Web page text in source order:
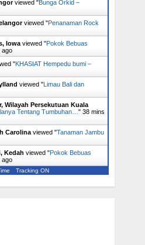
viewed "Bunga Orkid –
viewed "Penanaman Rock
Iowaviewed "Pokok Bebuas
ago
"KHASIAT Hempedu bumi –
viewed "Limau Bali dan
Wilayah Persekutuan Kuala
Tentang Tumbuhan… " 38 mins
Carolinaviewed "Tanaman Jambu
Kedah viewed "Pokok Bebuas
ago
Tracking ON